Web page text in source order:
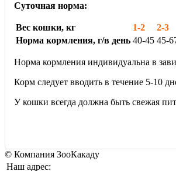
Суточная норма:
Вес кошки, кг 1-2 2-3
Норма кормления, г/в день 40-45 45-
Норма кормления индивидуальна в
Корм следует вводить в течение 5-10
У кошки всегда должна быть свежая
© Компания ЗооКакаду
Наш адрес: